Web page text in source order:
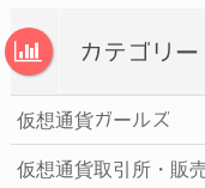
カテゴリー
仮想通貨ガールズ
仮想通貨取引所・販